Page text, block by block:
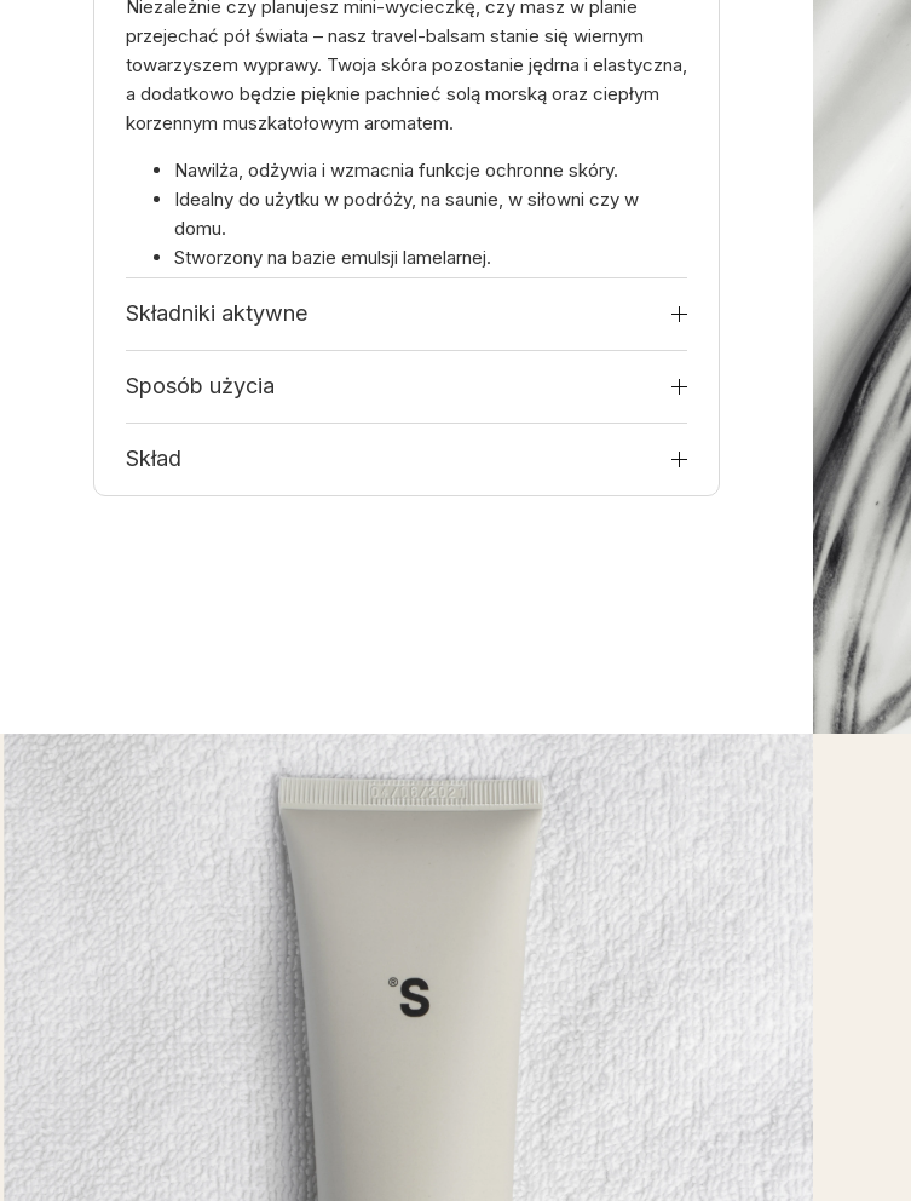
Niezależnie czy planujesz mini-wycieczkę, czy masz w planie
przejechać pół świata – nasz travel-balsam stanie się wiernym
towarzyszem wyprawy. Twoja skóra pozostanie jędrna i elastyczna,
a dodatkowo będzie pięknie pachnieć solą morską oraz ciepłym
korzennym muszkatołowym aromatem.
Nawilża, odżywia i wzmacnia funkcje ochronne skóry.
Idealny do użytku w podróży, na saunie, w siłowni czy w
domu.
Stworzony na bazie emulsji lamelarnej.
Posiada wyjątkowy zapach soli morskiej z ciepłym
korzennym muszkatołowym aromatem.
Składniki aktywne
Sposób użycia
Skład